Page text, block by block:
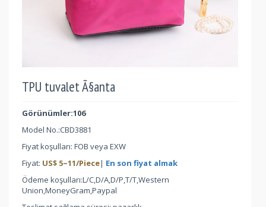
TPU tuvalet Ã§anta
Görünümler:106
Model No.:CBD3881
Fiyat koşulları: FOB veya EXW
Fiyat: US$ 5~11/Piece| En son fiyat almak
Ödeme koşulları:L/C,D/A,D/P,T/T,Western
Union,MoneyGram,Paypal